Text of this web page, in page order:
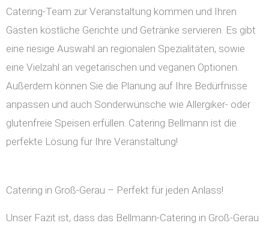
Catering-Team zur Veranstaltung kommen und Ihren
Gästen köstliche Gerichte und Getränke servieren. Es gibt
eine riesige Auswahl an regionalen Spezialitäten, sowie
eine Vielzahl an vegetarischen und veganen Optionen.
Außerdem können Sie die Planung auf Ihre Bedürfnisse
anpassen und auch Sonderwünsche wie Allergiker- oder
glutenfreie Speisen erfüllen. Catering Bellmann ist die
perfekte Lösung für Ihre Veranstaltung!
Catering in Groß-Gerau – Perfekt für jeden Anlass!
Unser Fazit ist, dass das Bellmann-Catering in Groß-Gerau